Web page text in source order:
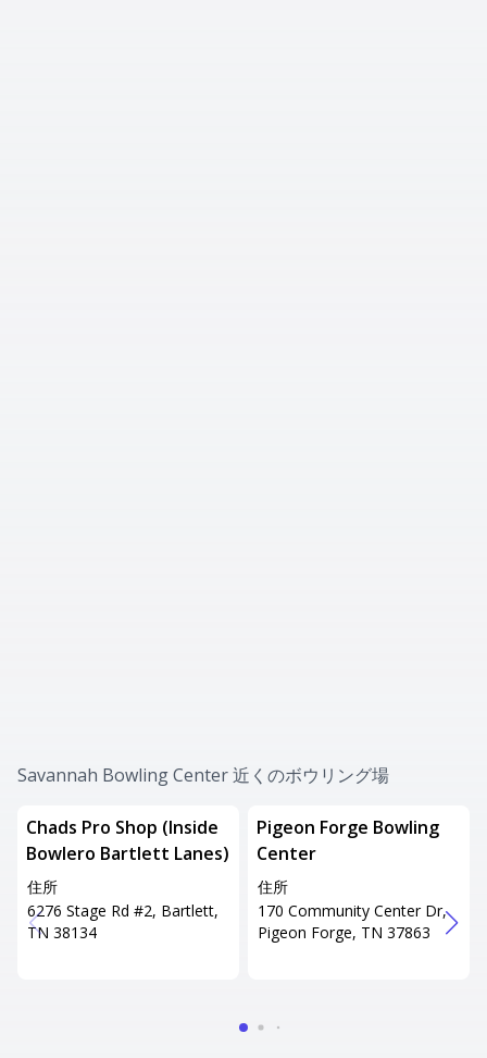
Savannah Bowling Center 近くのボウリング場
Chads Pro Shop (Inside
Bowlero Bartlett Lanes)
住所
6276 Stage Rd #2, Bartlett,
TN 38134
Pigeon Forge Bowling
Center
住所
170 Community Center Dr,
Pigeon Forge, TN 37863